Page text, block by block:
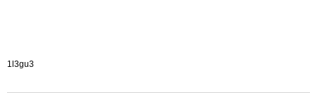
1l3gu3